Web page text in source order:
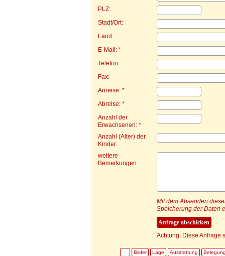
PLZ:
Stadt/Ort:
Land
E-Mail: *
Telefon:
Fax:
Anreise: *
Abreise: *
Anzahl der
Erwachsenen: *
Anzahl (Alter) der
Kinder:
weitere
Bemerkungen:
Mit dem Absenden
Speicherung der Daten
Achtung: Diese Anfrage
Bilder Lage Ausstattung